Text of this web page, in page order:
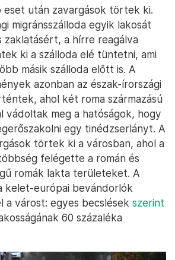
után zavargások törtek ki.
migránsszálloda egyik lakosát
zaklatásért, a hírre reagálva
ki a szálloda elé tüntetni, ami
másik szálloda előtt is. A
azonban az észak-írországi
ahol két roma származású
vádoltak meg a hatóságok, hogy
egy tinédzserlányt. A
törtek ki a városban, ahol a
felégette a román és
romák lakta területeket. A
kelet-európai bevándorlók
a várost: egyes becslések szerint
60 százaléka